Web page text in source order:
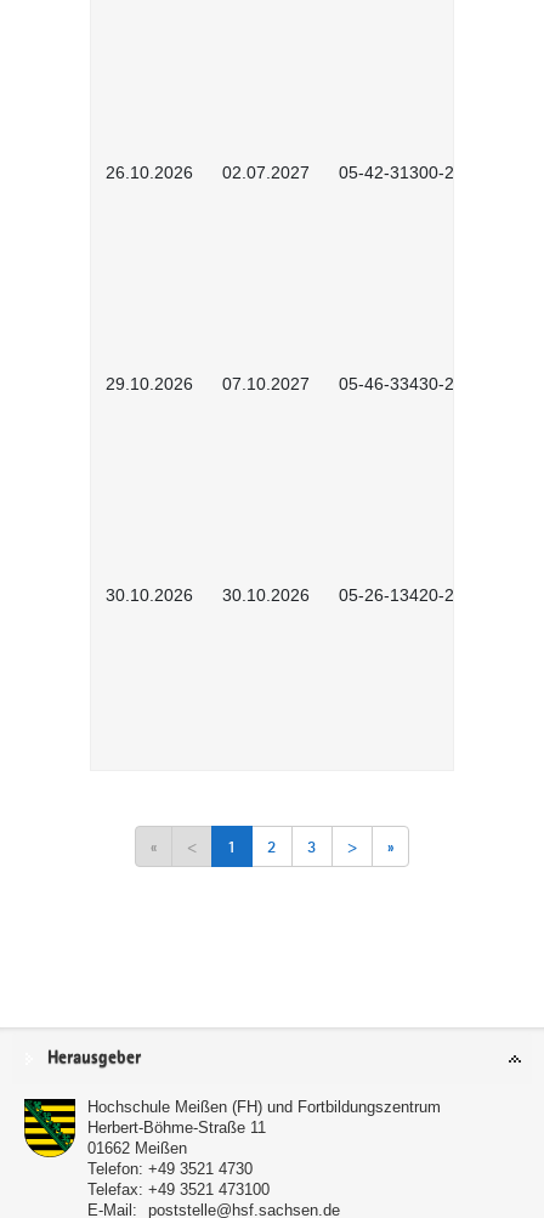
26.10.2026 02.07.2027 05-42-31300-2601
29.10.2026 07.10.2027 05-46-33430-2601
30.10.2026 30.10.2026 05-26-13420-2601
« < 1 2 3 > »
Service
Herausgeber
Hochschule Meißen (FH) und Fortbildungszentrum
Herbert-Böhme-Straße 11
01662 Meißen
Telefon: +49 3521 4730
Telefax: +49 3521 473100
E-Mail:
poststelle@hsf.sachsen.de